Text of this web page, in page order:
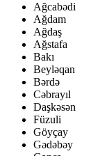
Ağcabədi
Ağdam
Ağdaş
Ağstafa
Bakı
Beyləqan
Bərdə
Cəbrayıl
Daşkəsən
Füzuli
Göyçay
Gədəbəy